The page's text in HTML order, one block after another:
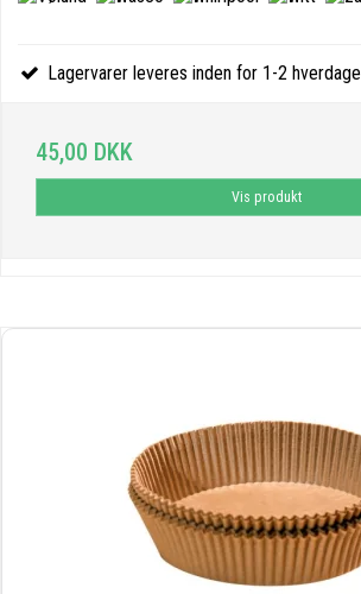
Lagervarer leveres inden for 1-2 hverdage
45,00 DKK
Vis produkt